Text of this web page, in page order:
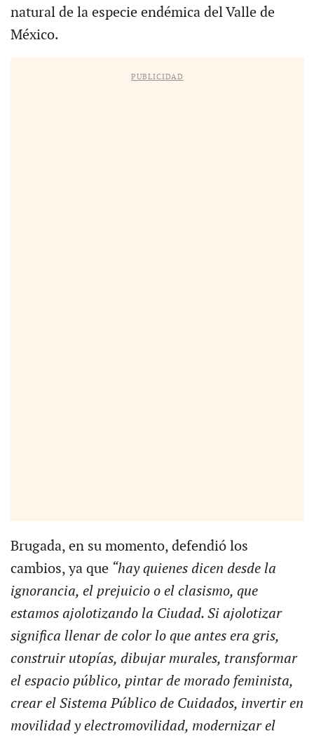
natural de la especie endémica del Valle de
México.
PUBLICIDAD
Brugada, en su momento, defendió los
cambios, ya que“hay quienes dicen desde la
ignorancia, el prejuicio o el clasismo, que
estamos ajolotizando la Ciudad. Si ajolotizar
significa llenar de color lo que antes era gris,
construir utopías, dibujar murales, transformar
el espacio público, pintar de morado feminista,
crear el Sistema Público de Cuidados, invertir en
movilidad y electromovilidad, modernizar el